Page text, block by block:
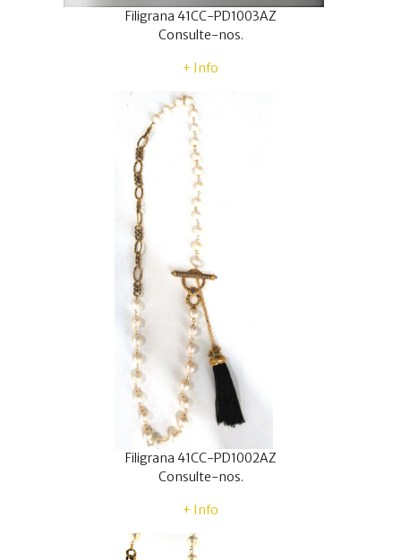
Filigrana 41CC-PD1003AZ
Consulte-nos.
+ Info
Filigrana 41CC-PD1002AZ
Consulte-nos.
+ Info